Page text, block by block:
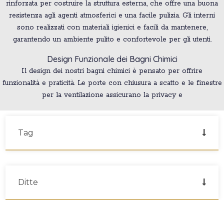
rinforzata per costruire la struttura esterna, che offre una buona
resistenza agli agenti atmosferici e una facile pulizia. Gli interni
sono realizzati con materiali igienici e facili da mantenere,
garantendo un ambiente pulito e confortevole per gli utenti.
Design Funzionale dei Bagni Chimici
Il design dei nostri bagni chimici è pensato per offrire
funzionalità e praticità. Le porte con chiusura a scatto e le finestre
per la ventilazione assicurano la privacy e
Tag
Ditte